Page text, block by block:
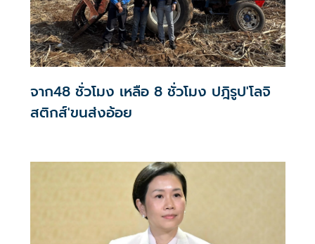
จาก48 ชั่วโมง เหลือ 8 ชั่วโมง ปฎิรูป'โลจิ
สติกส์'ขนส่งอ้อย